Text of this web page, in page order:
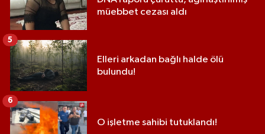
müebbet cezası aldı
Elleri arkadan bağlı halde ölü
bulundu!
5
O işletme sahibi tutuklandı!
6